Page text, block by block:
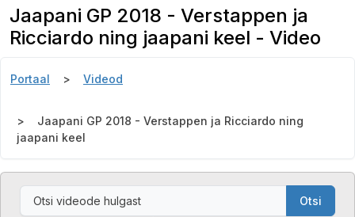
Jaapani GP 2018 - Verstappen ja
Ricciardo ning jaapani keel - Video
Portaal Videod
Jaapani GP 2018 - Verstappen ja Ricciardo ning
jaapani keel
Otsi